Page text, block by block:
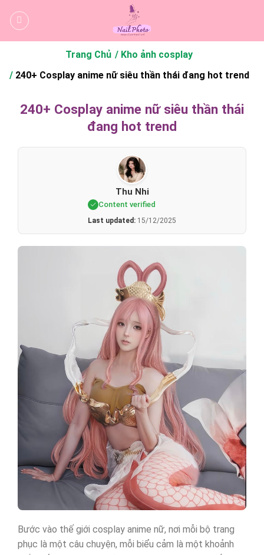
qua
Trang Chủ
Kho ảnh cosplay
240+ Cosplay anime nữ siêu thần thái đang hot trend
240+ Cosplay anime nữ siêu thần thái
đang hot trend
Thu Nhi
Content verified
Last updated: 15/12/2025
Bước vào thế giới cosplay anime nữ, nơi mỗi bộ trang
phục là một câu chuyện, mỗi biểu cảm là một khoảnh